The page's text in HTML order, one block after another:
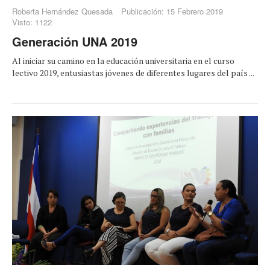
Roberta Hernández Quesada
Publicación: 15 Febrero 2019
Visto: 1122
Generación UNA 2019
Al iniciar su camino en la educación universitaria en el curso
lectivo 2019, entusiastas jóvenes de diferentes lugares del país ...